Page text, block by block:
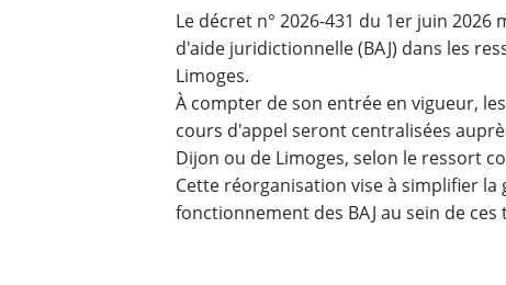
Le décret n° 2026-431 du 1er juin
d'aide juridictionnelle (BAJ) dans les
Limoges.
À compter de son entrée en vigueur,
cours d'appel seront centralisées
Dijon ou de Limoges, selon le ressort
Cette réorganisation vise à simplifier
fonctionnement des BAJ au sein de